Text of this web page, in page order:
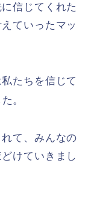
信じてくれた
ていったマッ
たちを信じて
。
て、みんなの
けていきまし